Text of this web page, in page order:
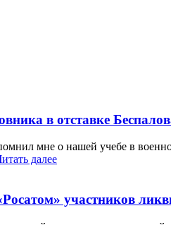
в отставке
мне о нашей учебе в
далее
участников